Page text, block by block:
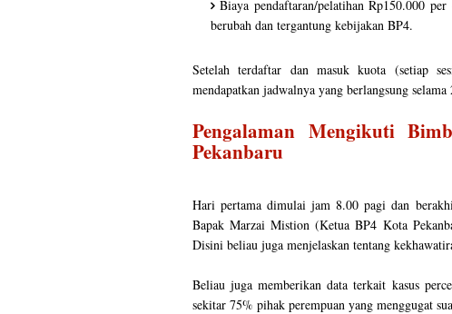
Biaya pendaftaran/pelatihan Rp150.000
berubah dan tergantung kebijakan BP4.
Setelah terdaftar dan masuk kuota (setiap
mendapatkan jadwalnya yang berlangsung
Pengalaman Mengikuti
Pekanbaru
Hari pertama dimulai jam 8.00 pagi dan
Bapak Marzai Mistion (Ketua BP4 Kota
Disini beliau juga menjelaskan tentang
Beliau juga memberikan data terkait kasus
sekitar 75% pihak perempuan yang menggugat